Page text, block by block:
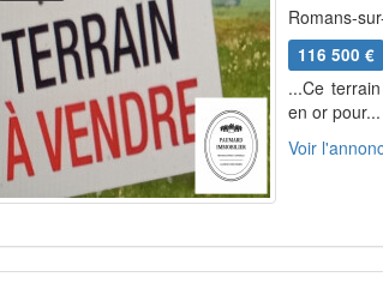
Romans-
116 500 €
...Ce
en or pour...
Voir